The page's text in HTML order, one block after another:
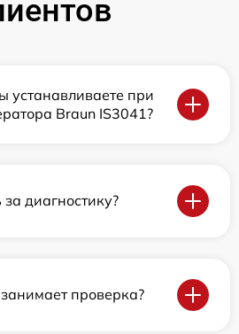
устанавливаете при
Braun IS3041?
диагностику?
проверка?